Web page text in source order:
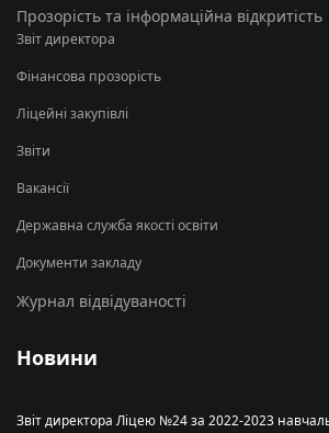
Прозорість та інформаційна відкритість
Звіт директора
Фінансова прозорість
Ліцейні закупівлі
Звіти
Вакансії
Державна служба якості освіти
Документи закладу
Журнал відвідуваності
Новини
Звіт директора Ліцею №24 за 2022-2023